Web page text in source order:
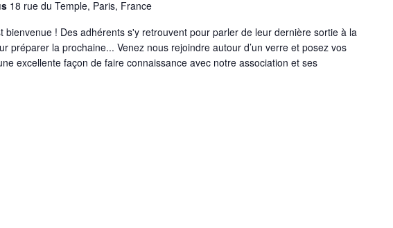
18 rue du Temple, Paris, France
bienvenue ! Des adhérents s'y retrouvent pour parler de leur dernière sortie à la
préparer la prochaine... Venez nous rejoindre autour d’un verre et posez vos
excellente façon de faire connaissance avec notre association et ses